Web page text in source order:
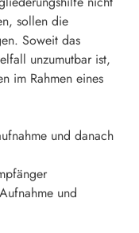
sollen die
Soweit das
unzumutbar ist,
im Rahmen eines
und danach
und